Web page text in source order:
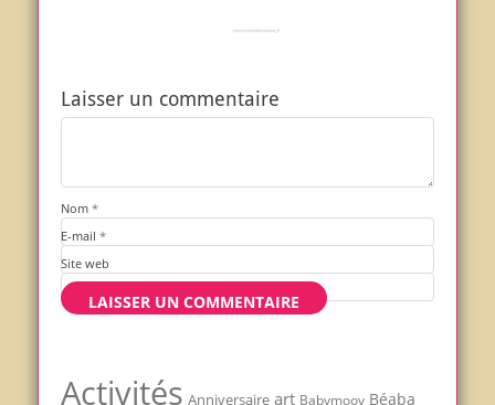
Laisser un commentaire
Nom *
E-mail *
Site web
Activités Anniversaire art Babymoov Béaba